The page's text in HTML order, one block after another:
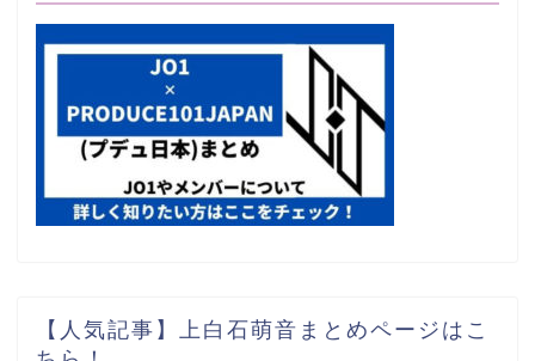
【人気記事】上白石萌音まとめページはこ